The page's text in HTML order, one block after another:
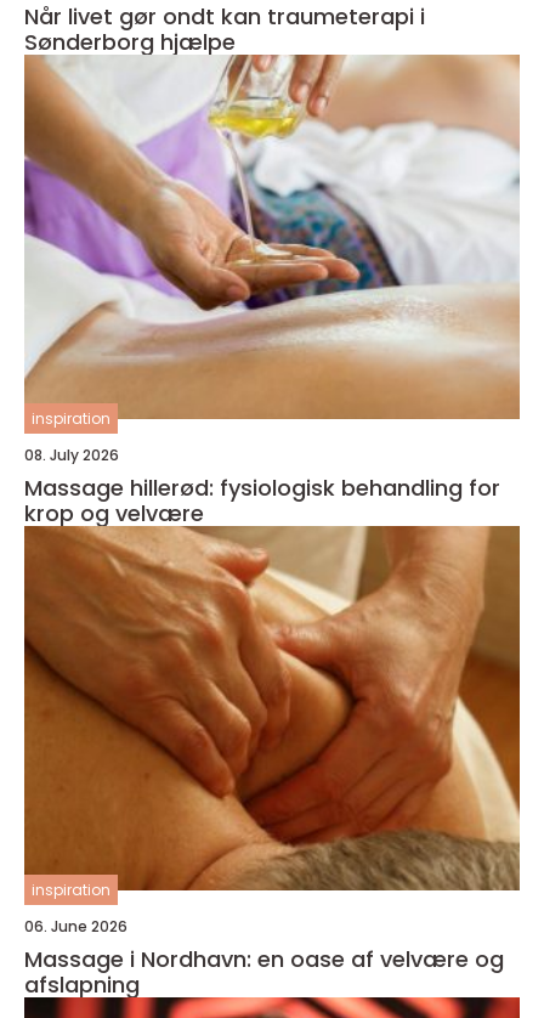
Når livet gør ondt kan traumeterapi i
Sønderborg hjælpe
inspiration
08. July 2026
Massage hillerød: fysiologisk behandling for
krop og velvære
inspiration
06. June 2026
Massage i Nordhavn: en oase af velvære og
afslapning